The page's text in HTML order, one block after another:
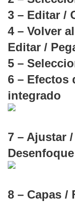
3 – Editar /
4 – Volver
Editar /
5 –
6 – Efectos
integrado
7 – Ajustar
8 – Capas /